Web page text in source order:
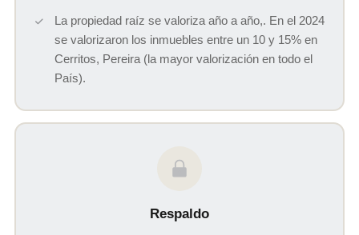
La propiedad raíz se valoriza año a año,. En el 2024
se valorizaron los inmuebles entre un 10 y 15% en
Cerritos, Pereira (la mayor valorización en todo el
País).
Respaldo